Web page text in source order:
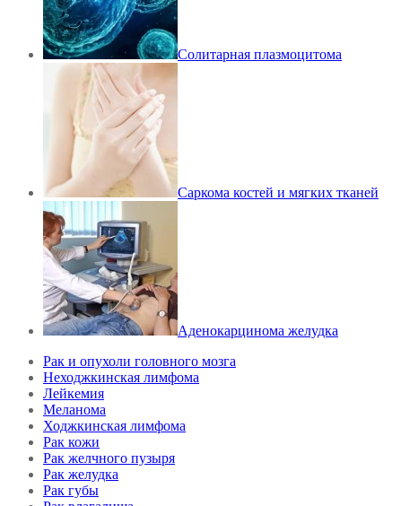
Солитарная плазмоцитома
Саркома костей и мягких тканей
Аденокарцинома желудка
Рак и опухоли головного мозга
Неходжкинская лимфома
Лейкемия
Меланома
Ходжкинская лимфома
Рак кожи
Рак желчного пузыря
Рак желудка
Рак губы